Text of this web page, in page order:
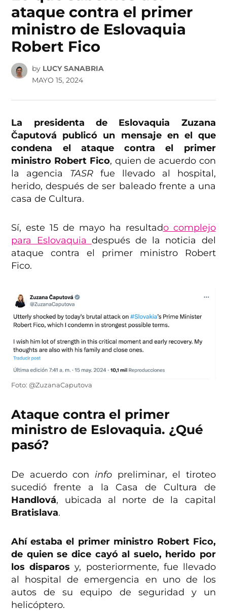
ataque contra el primer
ministro de Eslovaquia
Robert Fico
by LUCY SANABRIA
MAYO 15, 2024
La presidenta de Eslovaquia Zuzana
Čaputová publicó un mensaje en el que
condena el ataque contra el primer
ministro Robert Fico, quien de acuerdo con
la agencia TASR fue llevado al hospital,
herido, después de ser baleado frente a una
casa de Cultura.
Sí, este 15 de mayo ha resultado complejo
para Eslovaquia después de la noticia del
ataque contra el primer ministro Robert
Fico.
Foto: @ZuzanaCaputova
Ataque contra el primer
ministro de Eslovaquia. ¿Qué
pasó?
De acuerdo con info preliminar, el tiroteo
sucedió frente a la Casa de Cultura de
Handlová, ubicada al norte de la capital
Bratislava.
Ahí estaba el primer ministro Robert Fico,
de quien se dice cayó al suelo, herido por
los disparosy, posteriormente, fue llevado
al hospital de emergencia en uno de los
autos de su equipo de seguridad y un
helicóptero.